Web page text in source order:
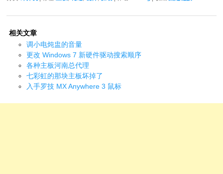
相关文章
调小电炖盅的音量
更改 Windows 7 新硬件驱动搜索顺序
各种主板河南总代理
七彩虹的那块主板坏掉了
入手罗技 MX Anywhere 3 鼠标